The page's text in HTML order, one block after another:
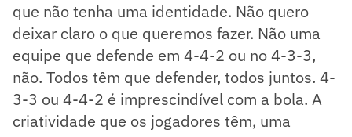
que não tenha uma identidade. Não quero
deixar claro o que queremos fazer. Não uma
equipe que defende em 4-4-2 ou no 4-3-3,
não. Todos têm que defender, todos juntos. 4-
3-3 ou 4-4-2 é imprescindível com a bola. A
criatividade que os jogadores têm, uma